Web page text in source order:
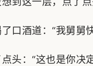
口酒道：“我舅舅
头：“这也是你决